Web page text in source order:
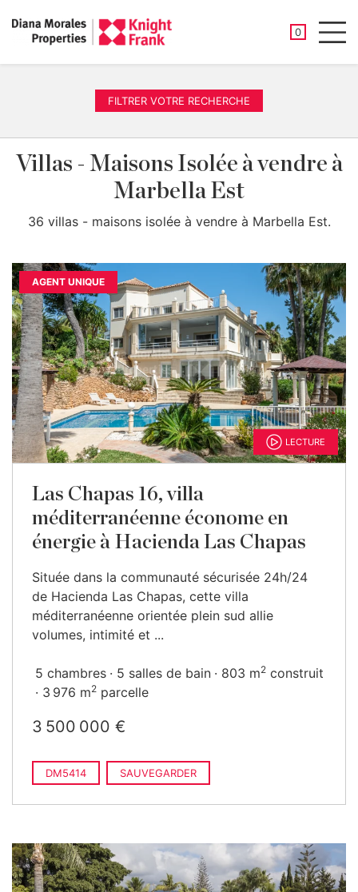
0
FILTRER VOTRE RECHERCHE
Villas - Maisons Isolée à vendre à
Marbella Est
36 villas - maisons isolée à vendre à Marbella Est.
AGENT UNIQUE
LECTURE
Las Chapas 16, villa
méditerranéenne économe en
énergie à Hacienda Las Chapas
Située dans la communauté sécurisée 24h/24
de Hacienda Las Chapas, cette villa
méditerranéenne orientée plein sud allie
volumes, intimité et ...
5 chambres 5 salles de bain 803 m2 construit
3 976 m2 parcelle
3 500 000 €
DM5414 SAUVEGARDER